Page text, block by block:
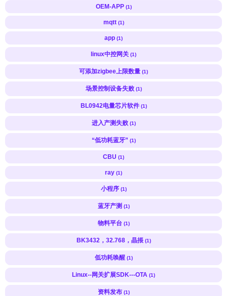
OEM-APP (1)
mqtt (1)
app (1)
linux中控网关 (1)
可添加zigbee上限数量 (1)
场景控制设备失败 (1)
BL0942电量芯片软件 (1)
进入产测失败 (1)
“低功耗蓝牙” (1)
CBU (1)
ray (1)
小程序 (1)
蓝牙产测 (1)
物料平台 (1)
BK3432，32.768，晶掁 (1)
低功耗唤醒 (1)
Linux--网关扩展SDK---OTA (1)
资料发布 (1)